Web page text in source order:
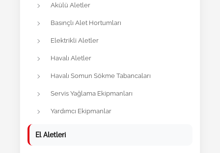
Akülü Aletler
Basınçlı Alet Hortumları
Elektrikli Aletler
Havalı Aletler
Havalı Somun Sökme Tabancaları
Servis Yağlama Ekipmanları
Yardımcı Ekipmanlar
El Aletleri